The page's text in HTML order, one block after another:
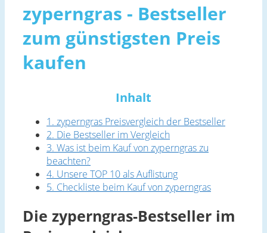
zyperngras - Bestseller
zum günstigsten Preis
kaufen
Inhalt
1. zyperngras Preisvergleich der Bestseller
2. Die Bestseller im Vergleich
3. Was ist beim Kauf von zyperngras zu
beachten?
4. Unsere TOP 10 als Auflistung
5. Checkliste beim Kauf von zyperngras
Die zyperngras-Bestseller im